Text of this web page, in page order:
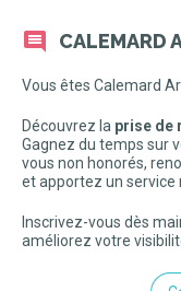
CALEMARD
Vous êtes Calemard
Découvrez la prise de
Gagnez du temps sur
vous non honorés,
et apportez un service
Inscrivez-vous dès
améliorez votre